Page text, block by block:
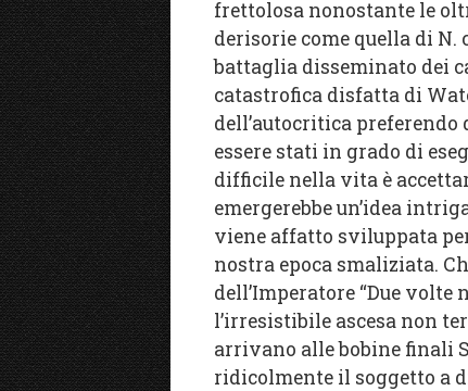
frettolosa nonostante le
derisorie come quella di N.
battaglia disseminato dei
catastrofica disfatta di
dell’autocritica
essere stati in grado di
difficile nella vita è
emergerebbe un’idea
viene affatto sviluppata
nostra epoca smaliziata.
dell’Imperatore “Due volte
l’irresistibile ascesa non
arrivano alle bobine finali
ridicolmente il soggetto a